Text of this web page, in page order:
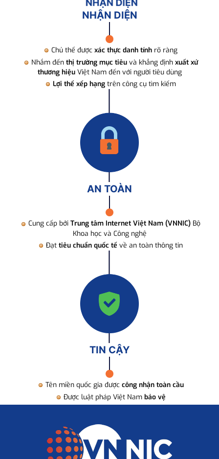
NHẬN DIỆN
Chủ thể được xác thực danh tính rõ ràng
Nhắm đến thị trường mục tiêuvà khẳng định xuất xứ
thương hiệuViệt Nam đến với người tiêu dùng
Lợi thế xếp hạng trên công cụ tìm kiếm
AN TOÀN
Cung cấp bởi Trung tâm Internet Việt Nam (VNNIC) Bộ
Khoa học và Công nghệ
Đạt tiêu chuẩn quốc tế về an toàn thông tin
TIN CẬY
Tên miền quốc gia được công nhận toàn cầu
Được luật pháp Việt Nam bảo vệ